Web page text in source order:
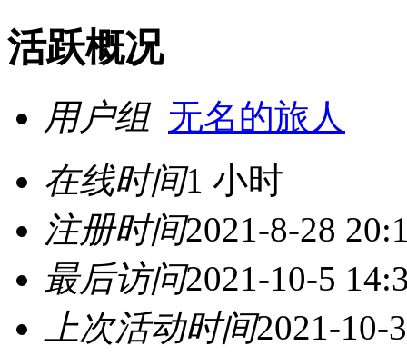
活跃概况
用户组 无名的旅人
在线时间1 小时
注册时间2021-8-28
最后访问2021-10-5
上次活动时间2021-10-